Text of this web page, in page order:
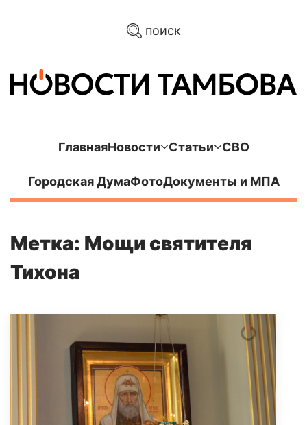
поиск
ГлавнаяНовости Статьи СВО
Городская ДумаФотоДокументы и МПА
Метка: Мощи святителя
Тихона